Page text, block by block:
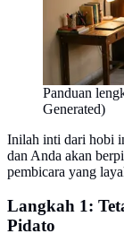
Panduan
Generated)
Inilah inti dari hobi
dan Anda akan
pembicara yang
Langkah 1:
Pidato